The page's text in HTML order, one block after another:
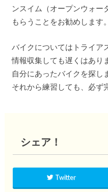
ンスイム（オープンウォー
もらうことをお勧めします。
バイクについてはトライア
情報収集しても遅くはあり
自分にあったバイクを探し
それから練習しても、必ず
シェア！
Twitter